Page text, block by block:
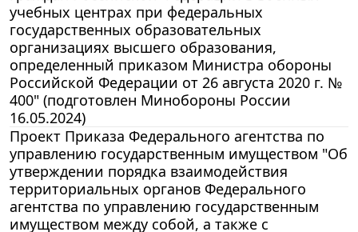
учебных центрах при федеральных
государственных образовательных
организациях высшего образования,
определенный приказом Министра обороны
Российской Федерации от 26 августа 2020 г. №
400" (подготовлен Минобороны России
16.05.2024)
Проект Приказа Федерального агентства по
управлению государственным имуществом "Об
утверждении порядка взаимодействия
территориальных органов Федерального
агентства по управлению государственным
имуществом между собой, а также с